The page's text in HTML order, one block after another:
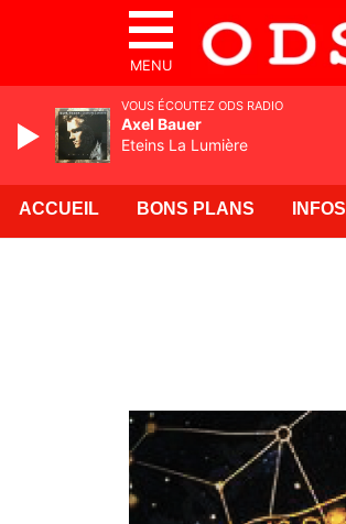
MENU
ACCUEIL BONS PLANS INFOS
VOUS ÉCOUTEZ ODS RADIO
Axel Bauer
Eteins La Lumière